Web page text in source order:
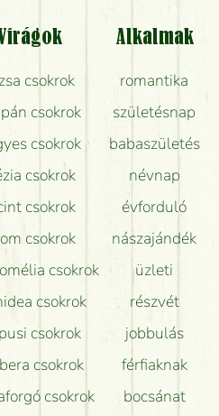
ami a képen van?
szállításáról?
friss a csokor?
vásárolni boltban?
csokrok
csokrok
csokrok
csokrok
csokrok
csokrok
csokrok
csokrok
csokrok
csokrok
csokrok
Alkalmak
romantika
születésnap
babaszületés
névnap
évforduló
nászajándék
üzleti
részvét
jobbulás
férfiaknak
bocsánat